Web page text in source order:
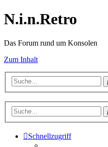
N.i.n.Retro
Das Forum rund um Konsolen
Zum Inhalt
Schnellzugriff